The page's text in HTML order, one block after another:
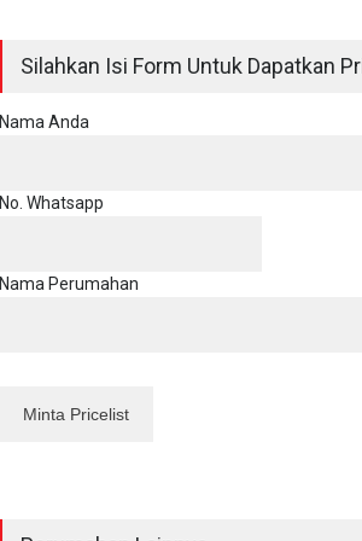
Silahkan Isi Form Untuk Dapatkan
Nama Anda
No. Whatsapp
Nama Perumahan